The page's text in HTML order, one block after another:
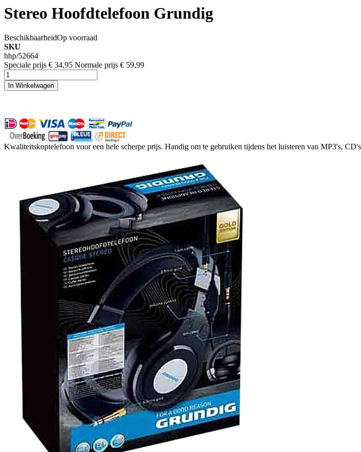
Stereo Hoofdtelefoon Grundig
BeschikbaarheidOp voorraad
SKU
hhp/52664
Speciale prijs € 34,95 Normale prijs € 59,99
In Winkelwagen
Kwaliteitskoptelefoon voor een hele scherpe prijs. Handig om te gebruiken tijdens het luisteren van MP3's,